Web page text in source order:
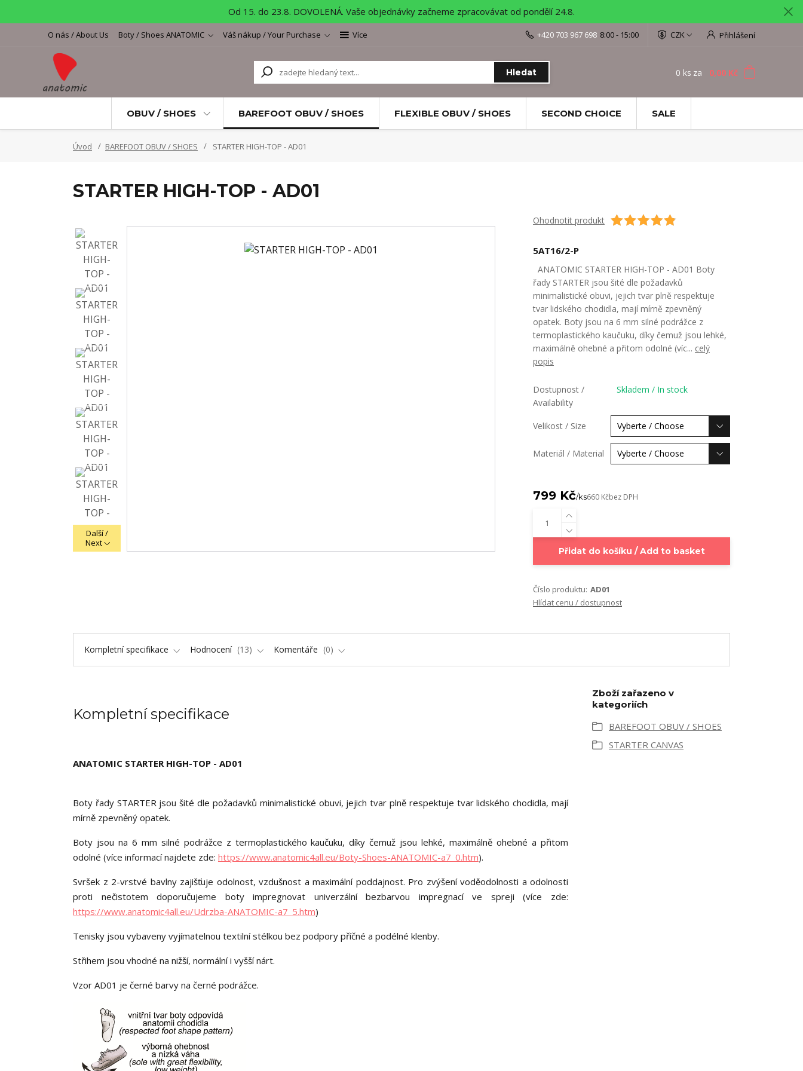
Od 15. do 23.8. DOVOLENÁ. Vaše objednávky začneme zpracovávat od pondělí 24.8.
O nás / About Us Boty / Shoes ANATOMIC Váš nákup / Your Purchase Více CZK Přihlášení
Hledat
+420 703 967 698 8:00 - 15:00
0 ks za 0,00 Kč
OBUV / SHOES BAREFOOT OBUV / SHOES FLEXIBLE OBUV / SHOES SECOND CHOICE SALE
Úvod BAREFOOT OBUV / SHOES STARTER HIGH-TOP - AD01
STARTER HIGH-TOP - AD01
Další /
Next
Ohodnotit produkt
5AT16/2-P
ANATOMIC STARTER HIGH-TOP - AD01 Boty
řady STARTER jsou šité dle požadavků
minimalistické obuvi, jejich tvar plně respektuje
tvar lidského chodidla, mají mírně zpevněný
opatek. Boty jsou na 6 mm silné podrážce z
termoplastického kaučuku, díky čemuž jsou lehké,
maximálně ohebné a přitom odolné (víc... celý
popis
Dostupnost /
Availability
Skladem / In stock
Velikost / Size
Materiál / Material
799 Kč/ks660 Kčbez DPH
Přidat do košíku / Add to basket
Číslo produktu: AD01
Hlídat cenu / dostupnost
Kompletní specifikace Hodnocení 13 Komentáře 0
Kompletní specifikace
ANATOMIC STARTER HIGH-TOP - AD01
Boty řady STARTER jsou šité dle požadavků minimalistické obuvi, jejich tvar plně respektuje tvar lidského chodidla, mají
mírně zpevněný opatek.
Boty jsou na 6 mm silné podrážce z termoplastického kaučuku, díky čemuž jsou lehké, maximálně ohebné a přitom
odolné (více informací najdete zde: https://www.anatomic4all.eu/Boty-Shoes-ANATOMIC-a7_0.htm).
Svršek z 2-vrstvé bavlny zajišťuje odolnost, vzdušnost a maximální poddajnost. Pro zvýšení voděodolnosti a odolnosti
proti nečistotem doporučujeme boty impregnovat univerzální bezbarvou impregnací ve spreji (více zde:
https://www.anatomic4all.eu/Udrzba-ANATOMIC-a7_5.htm)
Tenisky jsou vybaveny vyjímatelnou textilní stélkou bez podpory příčné a podélné klenby.
Střihem jsou vhodné na nižší, normální i vyšší nárt.
Vzor AD01 je černé barvy na černé podrážce.
Zboží zařazeno v
kategoriích
BAREFOOT OBUV / SHOES
STARTER CANVAS